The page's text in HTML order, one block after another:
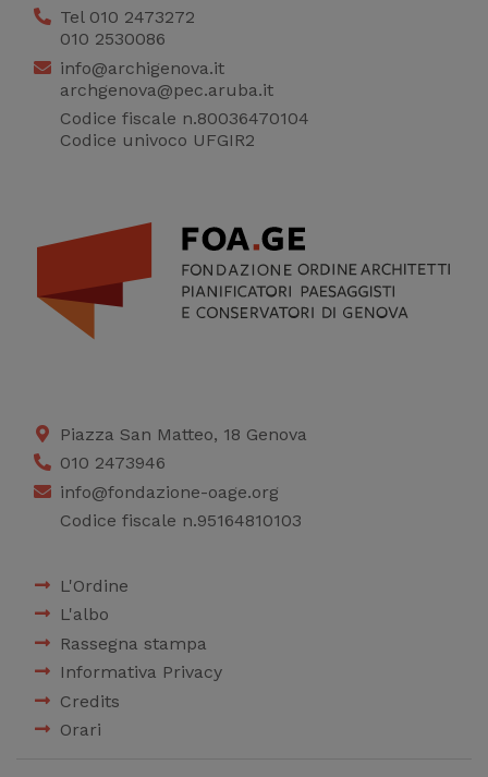
Tel 010 2473272
010 2530086
info@archigenova.it
archgenova@pec.aruba.it
Codice fiscale n.80036470104
Codice univoco UFGIR2
Piazza San Matteo, 18 Genova
010 2473946
info@fondazione-oage.org
Codice fiscale n.95164810103
L'Ordine
L'albo
Rassegna stampa
Informativa Privacy
Credits
Orari